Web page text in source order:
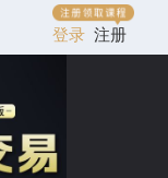
登录 注册